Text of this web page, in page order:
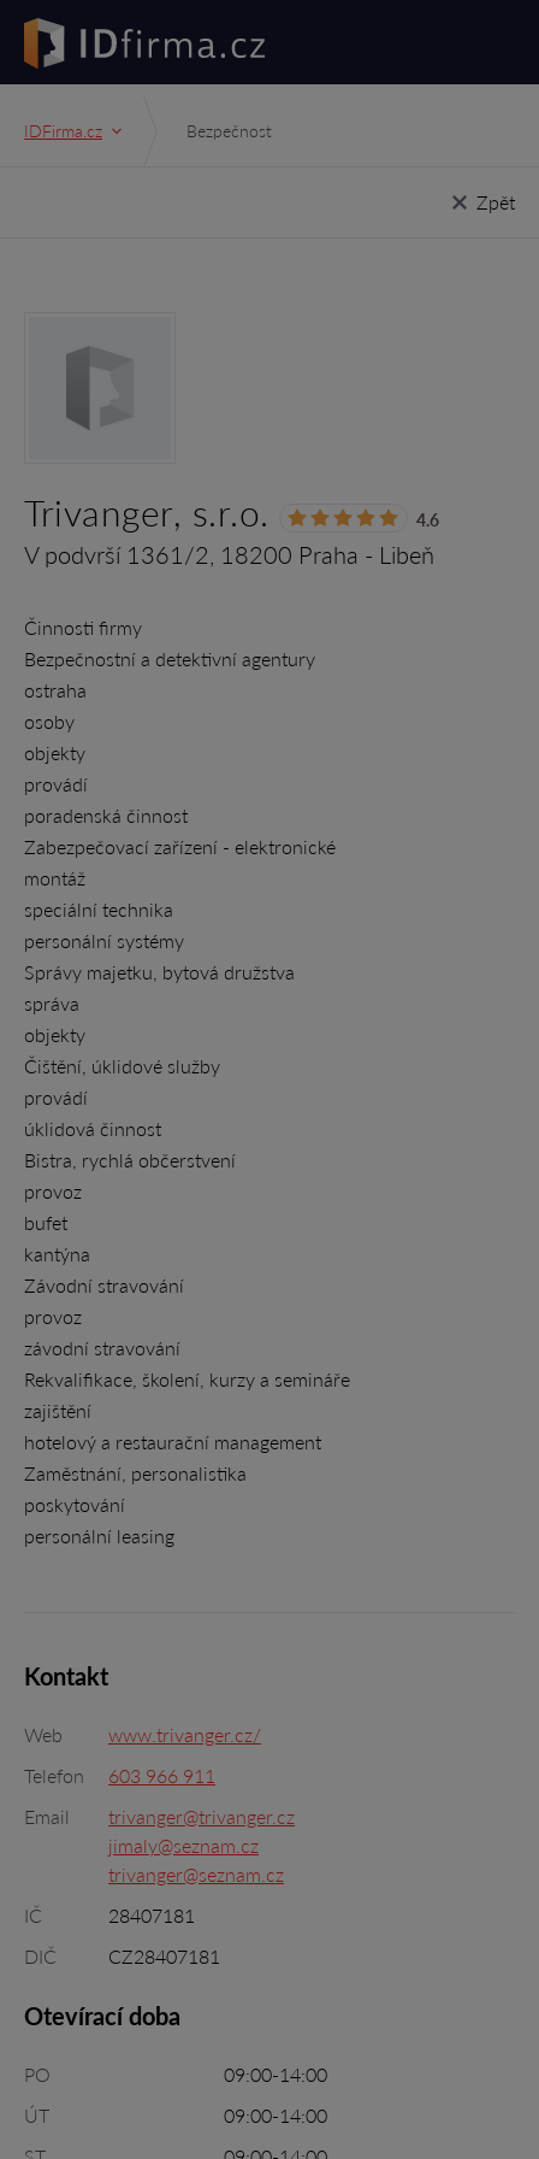
IDFirma.cz Bezpečnost
Zpět
Trivanger, s.r.o. 4.6
V podvrší 1361/2, 18200 Praha - Libeň
Činnosti firmy
Bezpečnostní a detektivní agentury
ostraha
osoby
objekty
provádí
poradenská činnost
Zabezpečovací zařízení - elektronické
montáž
speciální technika
personální systémy
Správy majetku, bytová družstva
správa
objekty
Čištění, úklidové služby
provádí
úklidová činnost
Bistra, rychlá občerstvení
provoz
bufet
kantýna
Závodní stravování
provoz
závodní stravování
Rekvalifikace, školení, kurzy a semináře
zajištění
hotelový a restaurační management
Zaměstnání, personalistika
poskytování
personální leasing
Kontakt
Web
www.trivanger.cz/
Telefon
603 966 911
Email
trivanger@trivanger.cz
jimaly@seznam.cz
trivanger@seznam.cz
IČ
28407181
DIČ
CZ28407181
Otevírací doba
PO
09:00-14:00
ÚT
09:00-14:00